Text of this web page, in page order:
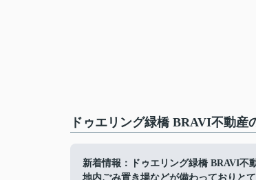
ドゥエリング緑橋 BRAVI不動
新着情報：ドゥエリング緑橋 BRAVI不
地内ごみ置き場などが備わっておりと